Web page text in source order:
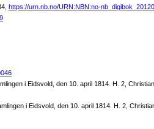
https://urn.nb.no/URN:NBN:no-
i Eidsvold, den 10. april 1814. H. 2,
i Eidsvold, den 10. april 1814. H. 2,